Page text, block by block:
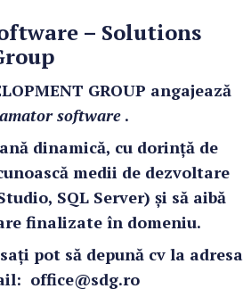
– Solutions
GROUP angajează
software.
dinamică, cu dorință de
medii de dezvoltare
SQL Server) și să aibă
finalizate în domeniu.
pot să depună cv la adresa
office@sdg.ro